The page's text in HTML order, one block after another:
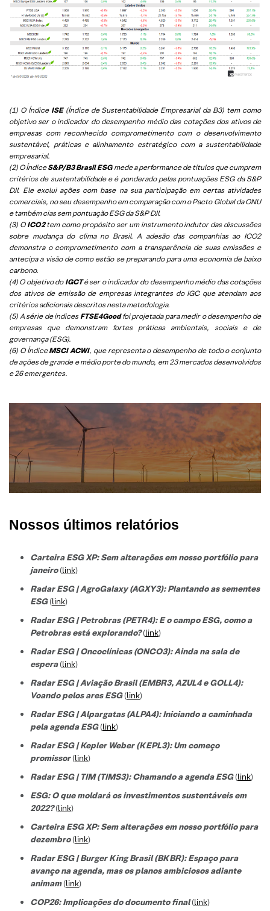
(1) O Índice ISE(Índice de Sustentabilidade Empresarial da B3) tem como
objetivo ser o indicador do desempenho médio das cotações dos ativos de
empresas com reconhecido comprometimento com o desenvolvimento
sustentável, práticas e alinhamento estratégico com a sustentabilidade
empresarial.
(2) O ÍndiceS&P/B3 Brasil ESGmede a performance de títulos que cumprem
critérios de sustentabilidade e é ponderado pelas pontuações ESG da S&P
DJI. Ele exclui ações com base na sua participação em certas atividades
comerciais, no seu desempenho em comparação com o Pacto Global da ONU
e também cias sem pontuação ESG da S&P DJI.
(3) O ICO2tem como propósito ser um instrumento indutor das discussões
sobre mudança do clima no Brasil. A adesão das companhias ao ICO2
demonstra o comprometimento com a transparência de suas emissões e
antecipa a visão de como estão se preparando para uma economia de baixo
carbono.
(4) O objetivo do IGCTé ser o indicador do desempenho médio das cotações
dos ativos de emissão de empresas integrantes do IGC que atendam aos
critérios adicionais descritos nesta metodologia.
(5) A série de índices FTSE4Goodfoi projetada para medir o desempenho de
empresas que demonstram fortes práticas ambientais, sociais e de
governança (ESG).
(6) O ÍndiceMSCI ACWI, que representa o desempenho de todo o conjunto
de ações de grande e médio porte do mundo, em 23 mercados desenvolvidos
e 26 emergentes.
Nossos últimos relatórios
Carteira ESG XP: Sem alterações em nosso portfólio para
janeiro(link)
Radar ESG | AgroGalaxy (AGXY3): Plantando as sementes
ESG(link)
Radar ESG | Petrobras (PETR4): E o campo ESG, como a
Petrobras está explorando?(link)
Radar ESG | Oncoclínicas (ONCO3): Ainda na sala de
espera(link)
Radar ESG | Aviação Brasil (EMBR3, AZUL4 e GOLL4):
Voando pelos ares ESG(link)
Radar ESG | Alpargatas (ALPA4): Iniciando a caminhada
pela agenda ESG(link)
Radar ESG | Kepler Weber (KEPL3): Um começo
promissor(link)
Radar ESG | TIM (TIMS3): Chamando a agenda ESG(link)
ESG: O que moldará os investimentos sustentáveis em
2022?(link)
Carteira ESG XP: Sem alterações em nosso portfólio para
dezembro(link)
Radar ESG | Burger King Brasil (BKBR): Espaço para
avanço na agenda, mas os planos ambiciosos adiante
animam(link)
COP26: Implicações do documento final(link)